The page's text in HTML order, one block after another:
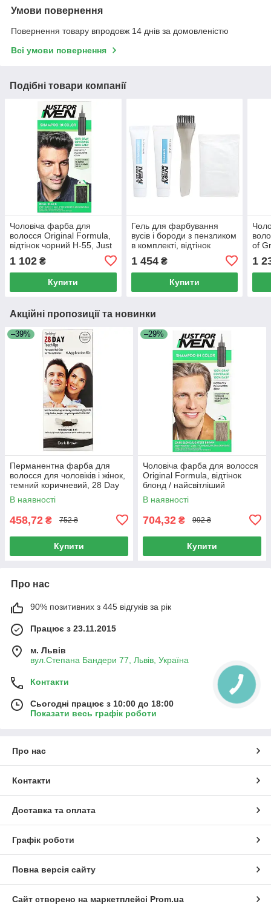
Умови повернення
Повернення товару впродовж 14 днів за домовленістю
Всі умови повернення
Подібні товари компанії
Чоловіча фарба для
волосся Original Formula,
відтінок чорний H-55, Just
комплект
1 102 ₴
Купити
Гель для фарбування
вусів і бороди з пензликом
в комплекті, відтінок
темно-коричневий M-40,
Mustache & Beard, Just for
Men, 2 шт.
1 454₴
Купити
of
1
Акційні пропозиції та новинки
–39%
Перманентна фарба для
волосся для чоловіків і жінок,
темний коричневий, 28 Day
Touch Ups, Medium Brown,
Godefroy, 4 предмета в
В наявності
458,72 ₴ 752 ₴
Купити
–29%
Чоловіча фарба для волосся
Original Formula, відтінок
блонд / найсвітліший
коричневий H-15, Just for
Men, одноразовий комплект
В наявності
704,32 ₴ 992 ₴
Купити
Про нас
90% позитивних з 445 відгуків за рік
Працює з 23.11.2015
м. Львів
вул.Степана Бандери 77, Львів, Україна
Контакти
Сьогодні працює з 10:00 до 18:00
Показати весь графік роботи
Про нас
Контакти
Доставка та оплата
Графік роботи
Повна версія сайту
Сайт створено на маркетплейсі Prom.ua